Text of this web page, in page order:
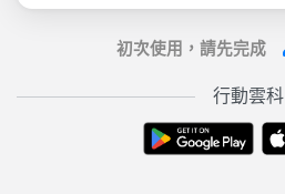
初次使用，請先完成
行動雲科